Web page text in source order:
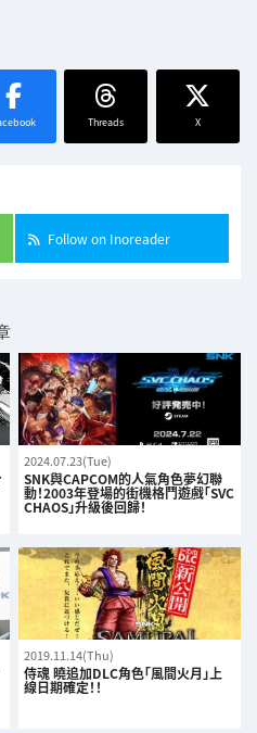
Threads X
Follow on Inoreader
2024.07.23(Tue)
SNK與CAPCOM的人氣角色夢幻聯
動！2003年登場的街機格鬥遊戲「SVC
CHAOS」升級後回歸！
2019.11.14(Thu)
侍魂 曉追加DLC角色「風間火月」上
線日期確定！！